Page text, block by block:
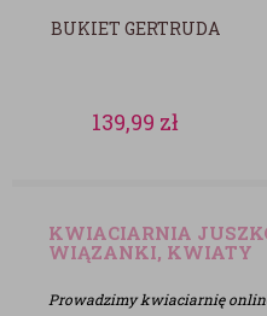
BUKIET GERTRUDA
139,99 zł
KWIACIARNIA
WIĄZANKI, KWIATY
Prowadzimy kwiaciarnię